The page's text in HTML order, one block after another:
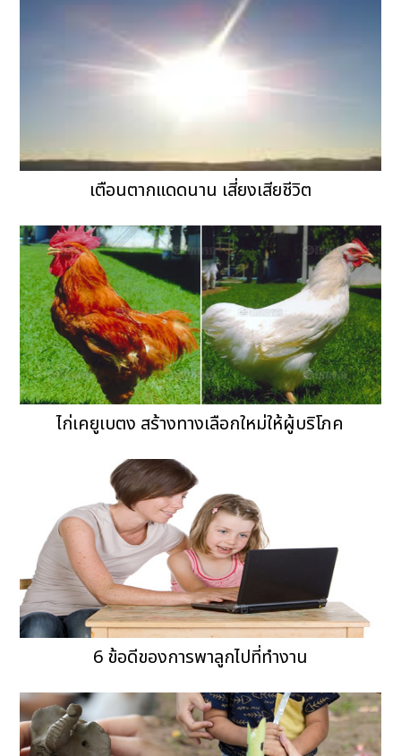
เตือนตากแดดนาน เสี่ยงเสียชีวิต
ไก่เคยูเบตง สร้างทางเลือกใหม่ให้ผู้บริโภค
6 ข้อดีของการพาลูกไปที่ทำงาน